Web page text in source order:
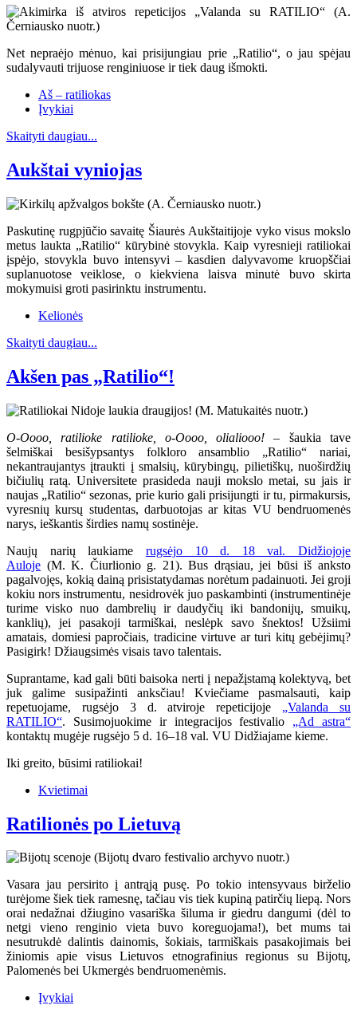
Net nepraėjo mėnuo, kai prisijungiau prie „Ratilio“, o jau spėjau
sudalyvauti trijuose renginiuose ir tiek daug išmokti.
Aš – ratiliokas
Įvykiai
Skaityti daugiau...
Aukštai vyniojas
Paskutinę rugpjūčio savaitę Šiaurės Aukštaitijoje vyko visus mokslo
metus laukta „Ratilio“ kūrybinė stovykla. Kaip vyresnieji ratiliokai
įspėjo, stovykla buvo intensyvi – kasdien dalyvavome kruopščiai
suplanuotose veiklose, o kiekviena laisva minutė buvo skirta
mokymuisi groti pasirinktu instrumentu.
Kelionės
Skaityti daugiau...
Akšen pas „Ratilio“!
O-Oooo, ratilioke ratilioke, o-Oooo, olialiooo! – šaukia tave
šelmiškai besišypsantys folkloro ansamblio „Ratilio“ nariai,
nekantraujantys įtraukti į smalsių, kūrybingų, pilietiškų, nuoširdžių
bičiulių ratą. Universitete prasideda nauji mokslo metai, su jais ir
naujas „Ratilio“ sezonas, prie kurio gali prisijungti ir tu, pirmakursis,
vyresnių kursų studentas, darbuotojas ar kitas VU bendruomenės
narys, ieškantis širdies namų sostinėje.
Naujų narių laukiame rugsėjo 10 d. 18 val. Didžiojoje
Auloje (M. K. Čiurlionio g. 21). Bus drąsiau, jei būsi iš anksto
pagalvojęs, kokią dainą prisistatydamas norėtum padainuoti. Jei groji
kokiu nors instrumentu, nesidrovėk juo paskambinti (instrumentinėje
turime visko nuo dambrelių ir daudyčių iki bandonijų, smuikų,
kanklių), jei pasakoji tarmiškai, neslėpk savo šnektos! Užsiimi
amatais, domiesi papročiais, tradicine virtuve ar turi kitų gebėjimų?
Pasigirk! Džiaugsimės visais tavo talentais.
Suprantame, kad gali būti baisoka nerti į nepažįstamą kolektyvą, bet
juk galime susipažinti anksčiau! Kviečiame pasmalsauti, kaip
repetuojame, rugsėjo 3 d. atviroje repeticijoje „Valanda su
RATILIO“. Susimojuokime ir integracijos festivalio „Ad astra“
kontaktų mugėje rugsėjo 5 d. 16–18 val. VU Didžiajame kieme.
Iki greito, būsimi ratiliokai!
Kvietimai
Ratilionės po Lietuvą
Vasara jau persirito į antrąją pusę. Po tokio intensyvaus birželio
turėjome šiek tiek ramesnę, tačiau vis tiek kupiną patirčių liepą. Nors
orai nedažnai džiugino vasariška šiluma ir giedru dangumi (dėl to
netgi vieno renginio vieta buvo koreguojama!), bet mums tai
nesutrukdė dalintis dainomis, šokiais, tarmiškais pasakojimais bei
žiniomis apie visus Lietuvos etnografinius regionus su Bijotų,
Palomenės bei Ukmergės bendruomenėmis.
Įvykiai